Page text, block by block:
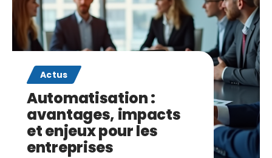
Actus
Automatisation :
avantages, impacts
et enjeux pour les
entreprises